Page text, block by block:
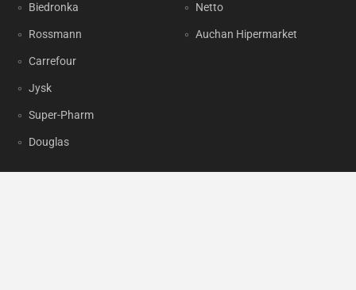
Biedronka
Rossmann
Carrefour
Jysk
Super-Pharm
Douglas
Netto
Auchan Hipermarket